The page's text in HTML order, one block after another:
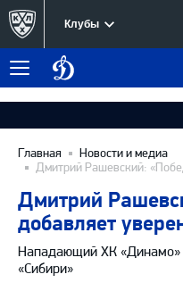
Клубы
Меню
Динамо
Москва
Главная
Новости и медиа
Дмитрий Рашевский:
Дмитрий
добавляет
Нападающий ХК «Динамо»
«Сибири»